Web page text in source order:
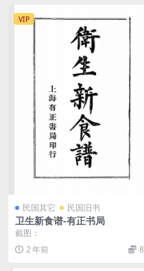
VIP
民国其它 民国旧书
卫生新食谱-有正书局
截图：
2 年前
8